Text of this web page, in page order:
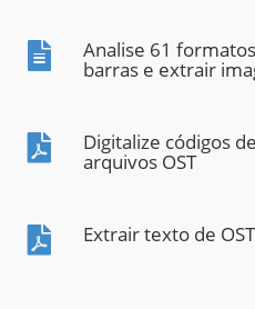
Analise 61
barras e extrair
Digitalize códigos
arquivos OST
Extrair texto de